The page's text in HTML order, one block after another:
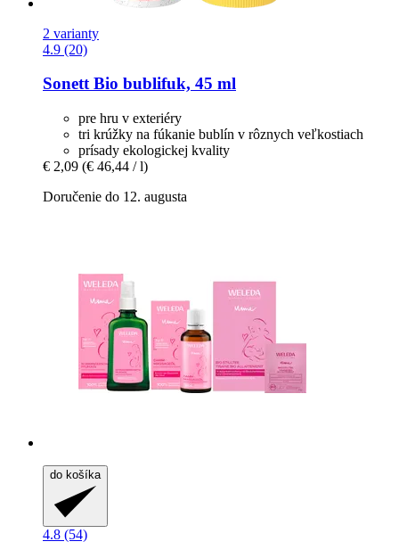
2 varianty
4.9 (20)
SonettBio bublifuk, 45 ml
pre hru v exteriéry
tri krúžky na fúkanie bublín v rôznych veľkostiach
prísady ekologickej kvality
€ 2,09 (€ 46,44 / l)
Doručenie do 12. augusta
do košíka
4.8 (54)